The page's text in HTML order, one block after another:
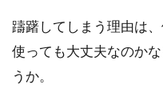
躊躇してしまう理由は
使っても大丈夫なのか
うか。